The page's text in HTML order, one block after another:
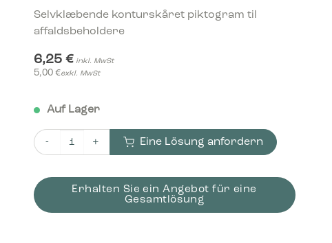
Selvklæbende konturskåret piktogram til
affaldsbeholdere
6,25 € inkl. MwSt
5,00 €exkl. MwSt
Auf Lager
Piktogram Affaldsmærkat 15x15 cm Konturskåret Sort Menge
Eine Lösung anfordern
Erhalten Sie ein Angebot für eine
Gesamtlösung